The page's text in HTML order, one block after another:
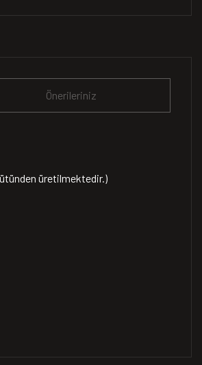
Önerileriniz
üretilmektedir.)